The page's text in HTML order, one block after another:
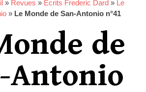
» Revues » Ecrits Frederic Dard » Le
» Le Monde de San-Antonio n°41
de
Antonio